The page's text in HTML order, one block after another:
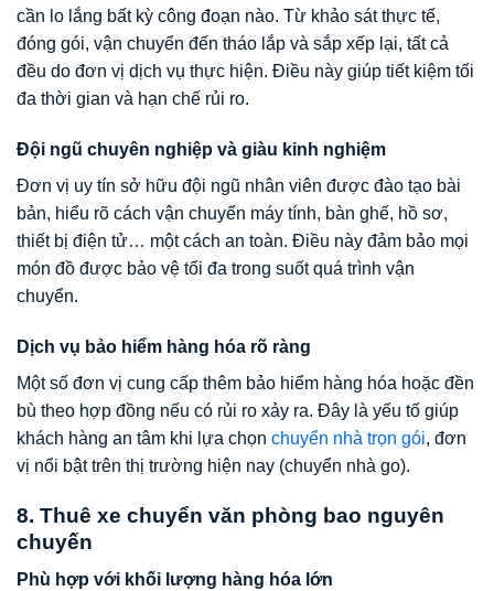
cần lo lắng bất kỳ công đoạn nào. Từ khảo sát thực tế,
đóng gói, vận chuyển đến tháo lắp và sắp xếp lại, tất cả
đều do đơn vị dịch vụ thực hiện. Điều này giúp tiết kiệm tối
đa thời gian và hạn chế rủi ro.
Đội ngũ chuyên nghiệp và giàu kinh nghiệm
Đơn vị uy tín sở hữu đội ngũ nhân viên được đào tạo bài
bản, hiểu rõ cách vận chuyển máy tính, bàn ghế, hồ sơ,
thiết bị điện tử… một cách an toàn. Điều này đảm bảo mọi
món đồ được bảo vệ tối đa trong suốt quá trình vận
chuyển.
Dịch vụ bảo hiểm hàng hóa rõ ràng
Một số đơn vị cung cấp thêm bảo hiểm hàng hóa hoặc đền
bù theo hợp đồng nếu có rủi ro xảy ra. Đây là yếu tố giúp
khách hàng an tâm khi lựa chọn chuyển nhà trọn gói, đơn
vị nổi bật trên thị trường hiện nay (chuyển nhà go).
8. Thuê xe chuyển văn phòng bao nguyên
chuyến
Phù hợp với khối lượng hàng hóa lớn